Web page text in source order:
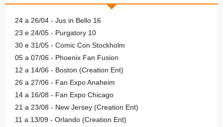
24 a 26/04 - Jus in Bello 16
23 e 24/05 - Purgatory 10
30 e 31/05 - Comic Con Stockholm
05 a 07/06 - Phoenix Fan Fusion
12 a 14/06 - Boston (Creation Ent)
26 a 27/06 - Fan Expo Anaheim
14 a 16/08 - Fan Expo Chicago
21 a 23/08 - New Jersey (Creation Ent)
11 a 13/09 - Orlando (Creation Ent)